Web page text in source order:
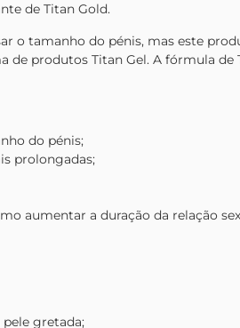
de Titan Gold.
o tamanho do pénis, mas este
de produtos Titan Gel. A fórmula
do pénis;
prolongadas;
aumentar a duração da relação
gretada;